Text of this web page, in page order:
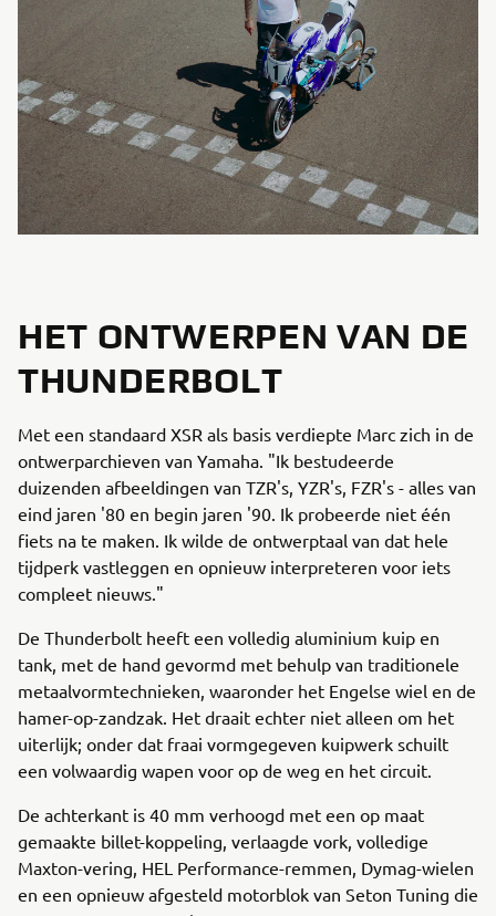
HET ONTWERPEN VAN DE
THUNDERBOLT
Met een standaard XSR als basis verdiepte Marc zich in de
ontwerparchieven van Yamaha. "Ik bestudeerde
duizenden afbeeldingen van TZR's, YZR's, FZR's - alles van
eind jaren '80 en begin jaren '90. Ik probeerde niet één
fiets na te maken. Ik wilde de ontwerptaal van dat hele
tijdperk vastleggen en opnieuw interpreteren voor iets
compleet nieuws."
De Thunderbolt heeft een volledig aluminium kuip en
tank, met de hand gevormd met behulp van traditionele
metaalvormtechnieken, waaronder het Engelse wiel en de
hamer-op-zandzak. Het draait echter niet alleen om het
uiterlijk; onder dat fraai vormgegeven kuipwerk schuilt
een volwaardig wapen voor op de weg en het circuit.
De achterkant is 40 mm verhoogd met een op maat
gemaakte billet-koppeling, verlaagde vork, volledige
Maxton-vering, HEL Performance-remmen, Dymag-wielen
en een opnieuw afgesteld motorblok van Seton Tuning die